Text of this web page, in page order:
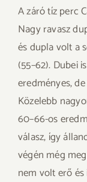
A záró tíz perc
Nagy ravasz
és dupla volt a
(55–62). Dubei
eredményes,
Közelebb
60–66-os
válasz, így
végén még
nem volt erő